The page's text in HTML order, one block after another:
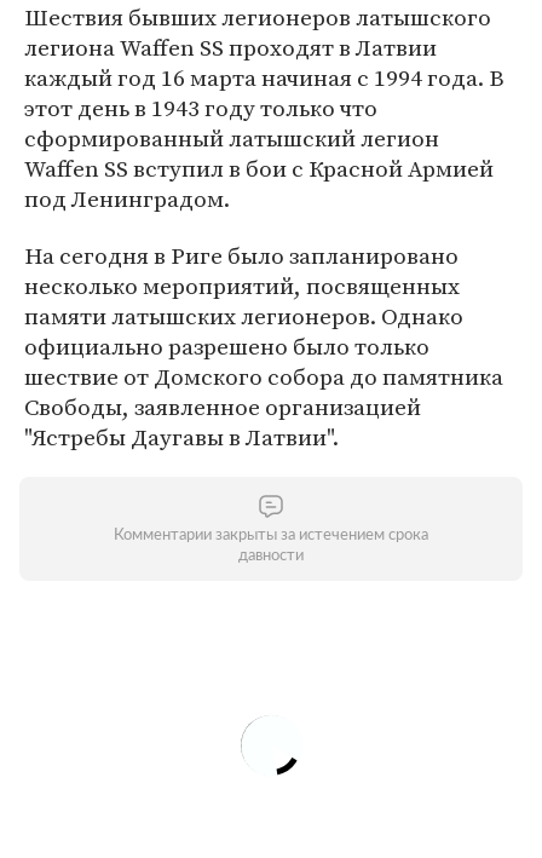
Шествия бывших легионеров латышского
легиона Waffen SS проходят в Латвии
каждый год 16 марта начиная с 1994 года. В
этот день в 1943 году только что
сформированный латышский легион
Waffen SS вступил в бои с Красной Армией
под Ленинградом.
На сегодня в Риге было запланировано
несколько мероприятий, посвященных
памяти латышских легионеров. Однако
официально разрешено было только
шествие от Домского собора до памятника
Свободы, заявленное организацией
"Ястребы Даугавы в Латвии".
Комментарии закрыты за истечением срока
давности